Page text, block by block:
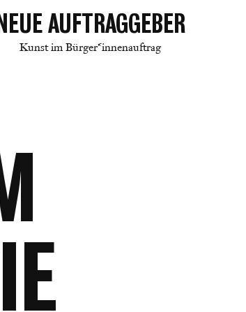
NEUE AUFTRAGGEBER
Kunst im Bürger*innenauftrag